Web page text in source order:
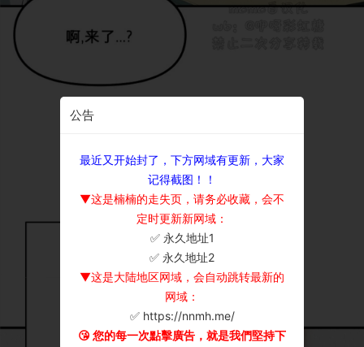
公告
最近又开始封了，下方网域有更新，大家
记得截图！！
▼这是楠楠的走失页，请务必收藏，会不
定时更新新网域：
✅ 永久地址1
✅ 永久地址2
▼这是大陆地区网域，会自动跳转最新的
网域：
✅ https://nnmh.me/
😘 您的每一次點擊廣告，就是我們堅持下